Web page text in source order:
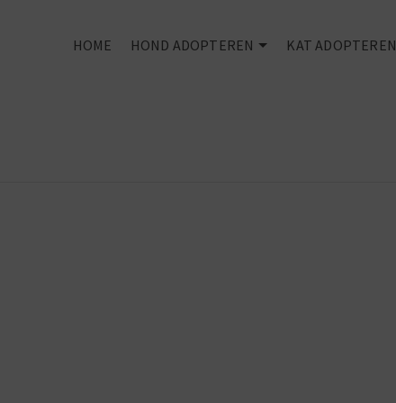
HOME HOND ADOPTEREN KAT ADOPTEREN